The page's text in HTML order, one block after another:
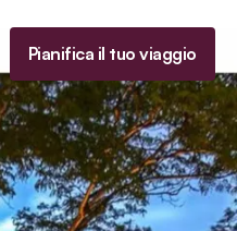
Pianifica il tuo viaggio